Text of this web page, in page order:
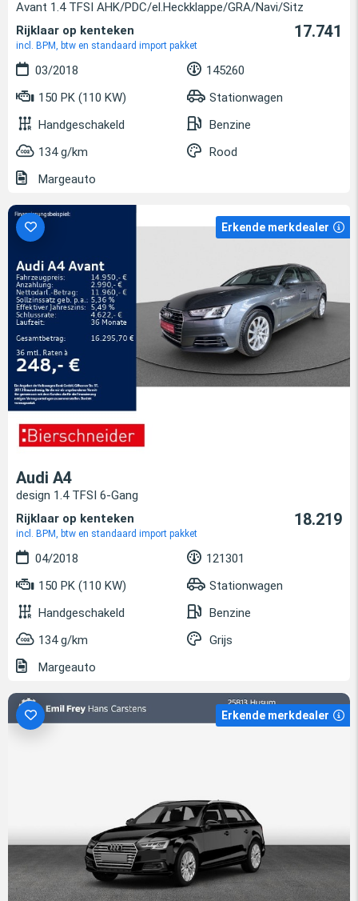
Avant 1.4 TFSI AHK/PDC/el.Heckklappe/GRA/Navi/Sitz
Rijklaar op kenteken
incl. BPM, btw en standaard import pakket
17.741
03/2018
145260
150 PK (110 KW)
Stationwagen
Handgeschakeld
Benzine
134 g/km
Rood
Margeauto
Erkende merkdealer
Audi A4
design 1.4 TFSI 6-Gang
Rijklaar op kenteken
incl. BPM, btw en standaard import pakket
18.219
04/2018
121301
150 PK (110 KW)
Stationwagen
Handgeschakeld
Benzine
134 g/km
Grijs
Margeauto
Erkende merkdealer